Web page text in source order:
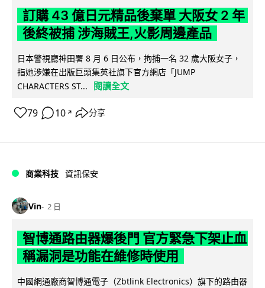
訂購 43 億日元精品後棄單 大阪女 2 年
後終被捕 涉海賊王,火影周邊產品
日本警視廳神田署 8 月 6 日公布，拘捕一名 32 歲大阪女子，
指她涉嫌在出版巨頭集英社旗下官方網店「JUMP
CHARACTERS ST...
閱讀全文
79 10 ↗ 分享
商業科技 資訊保安
Vin 2 日
智博通路由器爆後門 官方緊急下架止血
稱漏洞是功能在維修時使用
中國網通廠商智博通電子（Zbtlink Electronics）旗下的路由器